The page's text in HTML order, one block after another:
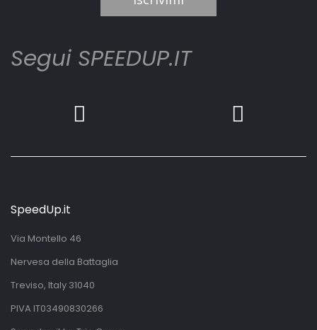
Segui SPEEDUP.IT
SpeedUp.it
Via Montello 46
Nervesa della Battaglia
Treviso, Italy 31040
PIVA IT03490830266